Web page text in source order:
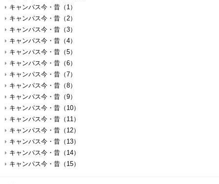
キャンパス今・昔（1）
キャンパス今・昔（2）
キャンパス今・昔（3）
キャンパス今・昔（4）
キャンパス今・昔（5）
キャンパス今・昔（6）
キャンパス今・昔（7）
キャンパス今・昔（8）
キャンパス今・昔（9）
キャンパス今・昔（10）
キャンパス今・昔（11）
キャンパス今・昔（12）
キャンパス今・昔（13）
キャンパス今・昔（14）
キャンパス今・昔（15）